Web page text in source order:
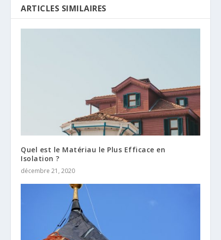
ARTICLES SIMILAIRES
Quel est le Matériau le Plus Efficace en
Isolation ?
décembre 21, 2020